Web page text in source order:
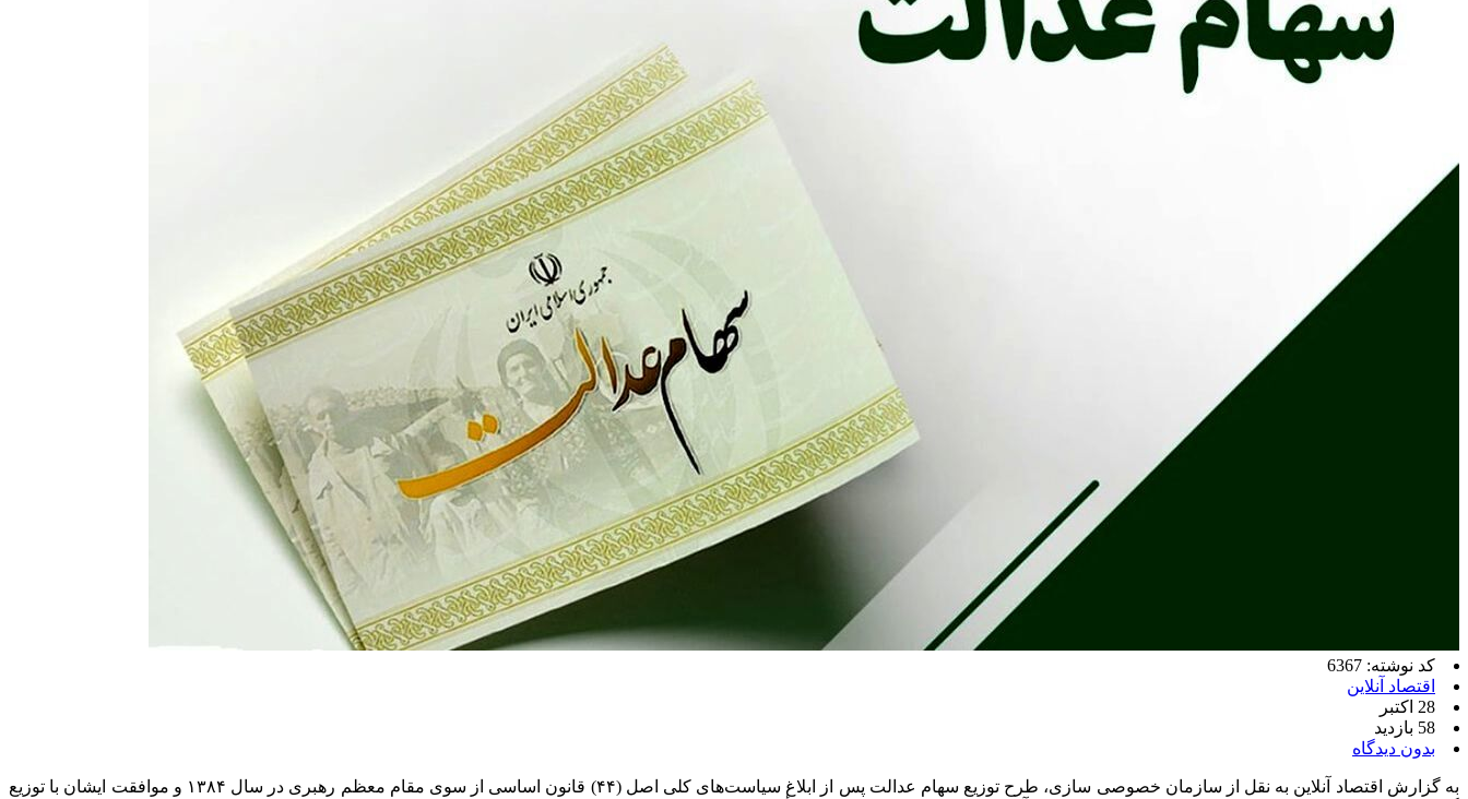
کد نوشته: 6367
اقتصاد آنلاین
28 اکتبر
58 بازدید
بدون دیدگاه
به گزارش اقتصاد آنلاین به نقل از سازمان خصوصی سازی، طرح توزیع سهام عدالت پس از ابلاغ سیاست‌های کلی اصل (۴۴) قانون اساسی از سوی مقام معظم رهبری در سال ۱۳۸۴ و موافقت ایشان با توزیع